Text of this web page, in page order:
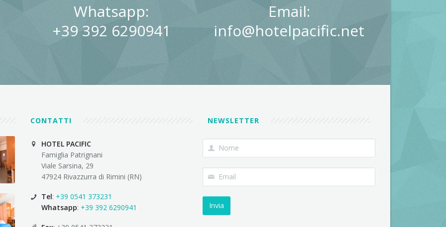
Whatsapp:
+39 392 6290941
Email:
info@hotelpacific.net
CONTATTI
HOTEL PACIFIC
Famiglia Patrignani
Viale Sarsina, 29
47924 Rivazzurra di Rimini (RN)
Tel: +39 0541 373231
Whatsapp: +39 392 6290941
NEWSLETTER